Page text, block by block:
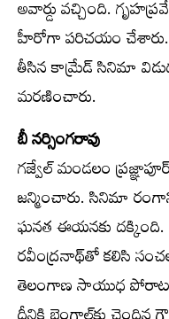
అవార్డు వచ్చింది.
హీరోగా పరిచయం చేశారు.
తీసిన కామ్రేడ్ సినిమా
మరణించారు.
బీ నర్సింగరావు
గజ్వేల్ మండలం
జన్మించారు. సినిమా
ఘనత ఈయనకు
రవీంద్రనాథ్‌తో కలిసి
తెలంగాణ సాయుధ పోరాటం